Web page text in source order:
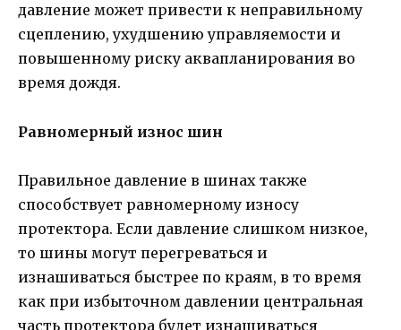
давление может привести к неправильному
сцеплению, ухудшению управляемости и
повышенному риску аквапланирования во
время дождя.
Равномерный износ шин
Правильное давление в шинах также
способствует равномерному износу
протектора. Если давление слишком низкое,
то шины могут перегреваться и
изнашиваться быстрее по краям, в то время
как при избыточном давлении центральная
часть протектора будет изнашиваться